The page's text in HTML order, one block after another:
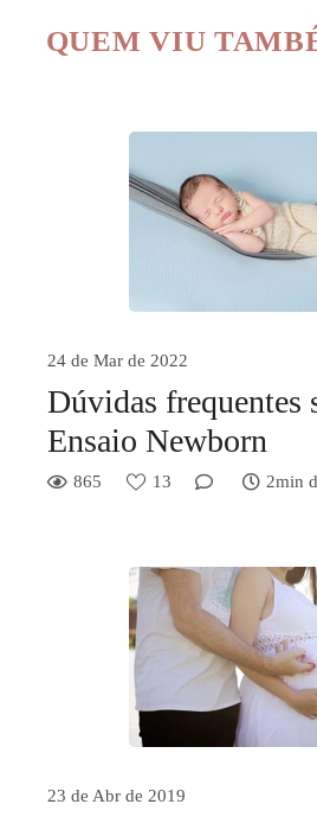
QUEM VIU
24 de Mar de 2022
Dúvidas frequentes
Ensaio Newborn
865 13 2min
23 de Abr de 2019